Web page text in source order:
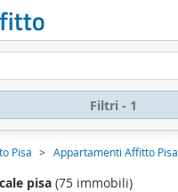
Filtri - 1
Pisa Appartamenti Affitto Pisa
pisa (75 immobili)